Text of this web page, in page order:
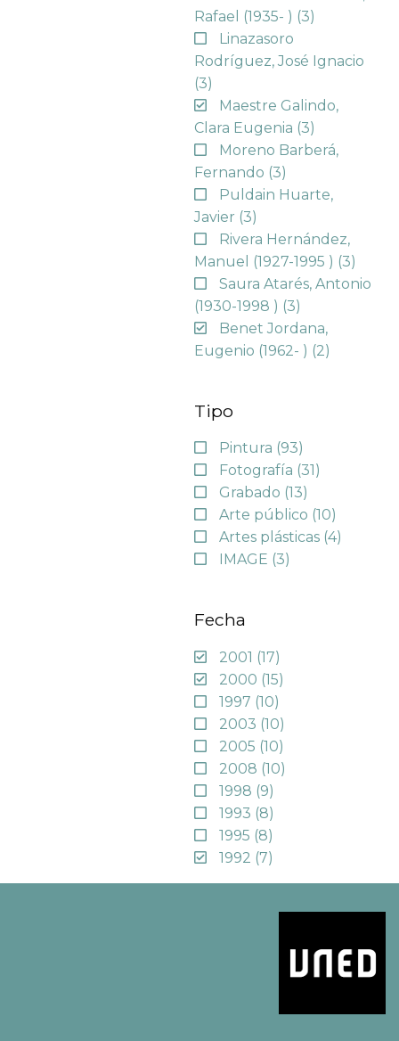
Rafael (1935- ) (3)
Linazasoro
Rodríguez, José Ignacio
(3)
Maestre Galindo,
Clara Eugenia (3)
Moreno Barberá,
Fernando (3)
Puldain Huarte,
Javier (3)
Rivera Hernández,
Manuel (1927-1995 ) (3)
Saura Atarés, Antonio
(1930-1998 ) (3)
Benet Jordana,
Eugenio (1962- ) (2)
Tipo
Pintura (93)
Fotografía (31)
Grabado (13)
Arte público (10)
Artes plásticas (4)
IMAGE (3)
Fecha
2001 (17)
2000 (15)
1997 (10)
2003 (10)
2005 (10)
2008 (10)
1998 (9)
1993 (8)
1995 (8)
1992 (7)